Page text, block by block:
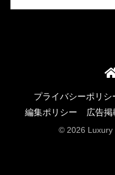
プライバシーポリシ
編集ポリシー
広告掲
© 2026 Luxury